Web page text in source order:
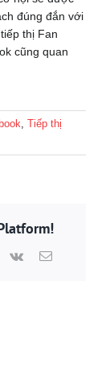
đúng đắn với
thị Fan
cũng quan
, Tiếp thị
Vk Email